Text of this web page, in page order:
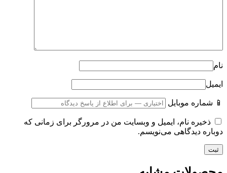
نام
ایمیل
📱 شماره موبایل
ذخیره نام، ایمیل و وبسایت من در مرورگر برای زمانی که
دوباره دیدگاهی می‌نویسم.